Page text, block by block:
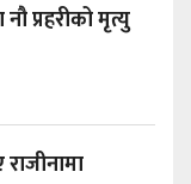
प्रहरीको मृत्यु